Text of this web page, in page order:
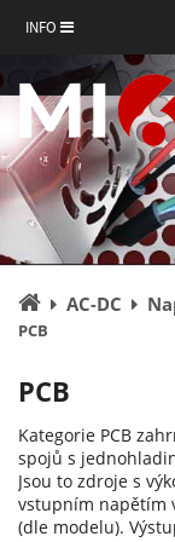
INFO
Úvodní
stránka
AC-DC
PCB
PCB
Kategorie PCB
spojů s
Jsou to zdroje s
vstupním napětím v
(dle modelu).